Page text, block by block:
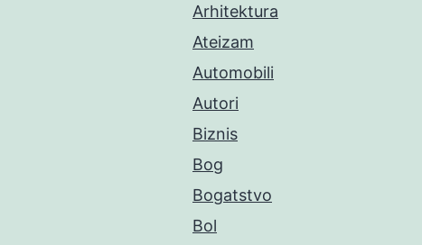
Arhitektura
Ateizam
Automobili
Autori
Biznis
Bog
Bogatstvo
Bol